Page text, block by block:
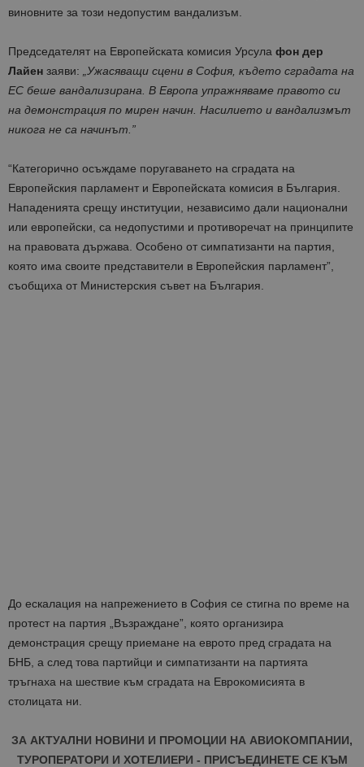
виновните за този недопустим вандализъм.
Председателят на Европейската комисия Урсула фон дер
Лайен заяви: „Ужасяващи сцени в София, където сградата на
ЕС беше вандализирана В Европа упражняваме правото си
на демонстрация по мирен начин Насилието и вандализмът
никога не са начинът .”
“Категорично осъждаме поругаването на сградата на
Европейския парламент и Европейската комисия в България.
Нападенията срещу институции, независимо дали национални
или европейски, са недопустими и противоречат на принципите
на правовата държава. Особено от симпатизанти на партия,
която има своите представители в Европейския парламент”,
съобщиха от Министерския съвет на България.
До ескалация на напрежението в София се стигна по време на
протест на партия „Възраждане”, която организира
демонстрация срещу приемане на еврото пред сградата на
БНБ, а след това партийци и симпатизанти на партията
тръгнаха на шествие към сградата на Еврокомисията в
столицата ни.
ЗА АКТУАЛНИ НОВИНИ И ПРОМОЦИИ НА АВИОКОМПАНИИ,
ТУРОПЕРАТОРИ И ХОТЕЛИЕРИ - ПРИСЪЕДИНЕТЕ СЕ КЪМ